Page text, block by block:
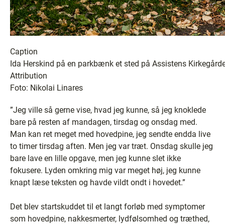
Caption
Ida Herskind på en parkbænk et sted på Assistens
Attribution
Foto: Nikolai Linares
”Jeg ville så gerne vise, hvad jeg kunne, så jeg knoklede
bare på resten af mandagen, tirsdag og onsdag med.
Man kan ret meget med hovedpine, jeg sendte endda live
to timer tirsdag aften. Men jeg var træt. Onsdag skulle jeg
bare lave en lille opgave, men jeg kunne slet ikke
fokusere. Lyden omkring mig var meget høj, jeg kunne
knapt læse teksten og havde vildt ondt i hovedet.”
Det blev startskuddet til et langt forløb med symptomer
som hovedpine, nakkesmerter, lydfølsomhed og træthed,